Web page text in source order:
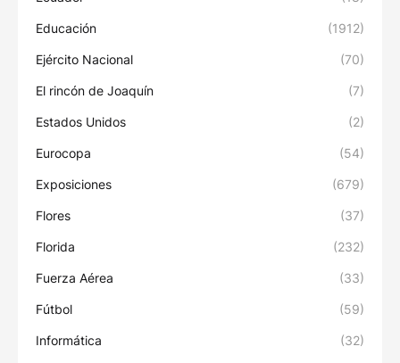
Educación (1912)
Ejército Nacional (70)
El rincón de Joaquín (7)
Estados Unidos (2)
Eurocopa (54)
Exposiciones (679)
Flores (37)
Florida (232)
Fuerza Aérea (33)
Fútbol (59)
Informática (32)